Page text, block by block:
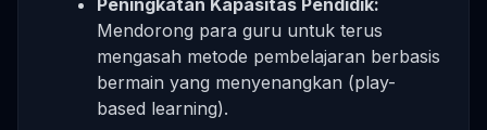
Mendorong para guru untuk terus
mengasah metode pembelajaran berbasis
bermain yang menyenangkan (play-
based learning).